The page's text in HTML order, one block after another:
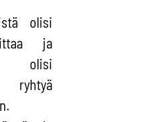
olisi
ja
olisi
ryhtyä